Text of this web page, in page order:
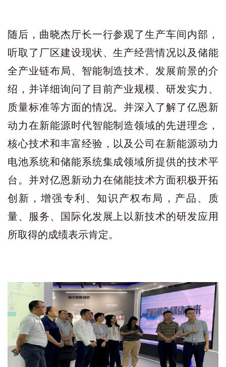
随后，曲晓杰厅长一行参观了生产车间内部，
听取了厂区建设现状、生产经营情况以及储能
全产业链布局、智能制造技术、发展前景的介
绍，并详细询问了目前产业规模、研发实力、
质量标准等方面的情况。并深入了解了亿恩新
动力在新能源时代智能制造领域的先进理念，
核心技术和丰富经验，以及公司在新能源动力
电池系统和储能系统集成领域所提供的技术平
台。并对亿恩新动力在储能技术方面积极开拓
创新，增强专利、知识产权布局，产品、质
量、服务、国际化发展上以新技术的研发应用
所取得的成绩表示肯定。